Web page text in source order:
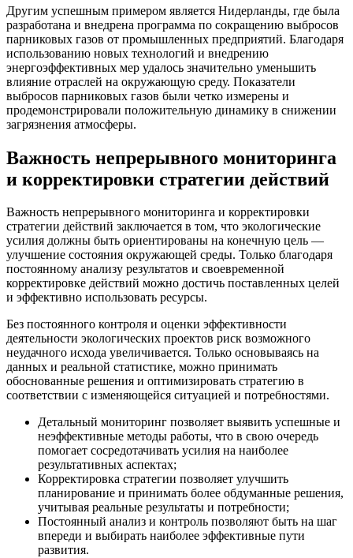
Другим успешным примером является Нидерланды, где была
разработана и внедрена программа по сокращению выбросов
парниковых газов от промышленных предприятий. Благодаря
использованию новых технологий и внедрению
энергоэффективных мер удалось значительно уменьшить
влияние отраслей на окружающую среду. Показатели
выбросов парниковых газов были четко измерены и
продемонстрировали положительную динамику в снижении
загрязнения атмосферы.
Важность непрерывного мониторинга
и корректировки стратегии действий
Важность непрерывного мониторинга и корректировки
стратегии действий заключается в том, что экологические
усилия должны быть ориентированы на конечную цель —
улучшение состояния окружающей среды. Только благодаря
постоянному анализу результатов и своевременной
корректировке действий можно достичь поставленных целей
и эффективно использовать ресурсы.
Без постоянного контроля и оценки эффективности
деятельности экологических проектов риск возможного
неудачного исхода увеличивается. Только основываясь на
данных и реальной статистике, можно принимать
обоснованные решения и оптимизировать стратегию в
соответствии с изменяющейся ситуацией и потребностями.
Детальный мониторинг позволяет выявить успешные и
неэффективные методы работы, что в свою очередь
помогает сосредотачивать усилия на наиболее
результативных аспектах;
Корректировка стратегии позволяет улучшить
планирование и принимать более обдуманные решения,
учитывая реальные результаты и потребности;
Постоянный анализ и контроль позволяют быть на шаг
впереди и выбирать наиболее эффективные пути
развития.